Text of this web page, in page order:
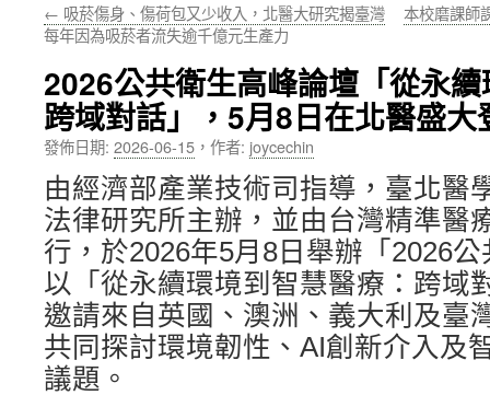
要
容
← 吸菸傷身、傷荷包又少收入，北醫大研究揭臺灣
每年因為吸菸者流失逾千億元生產力
本校磨課師
2026公共衛生高峰論壇「從永
跨域對話」，5月8日在北醫盛大
發佈日期: 2026-06-15 ， 作者: joycechin
由經濟部產業技術司指導，臺北醫
法律研究所主辦，並由台灣精準醫
行，於2026年5月8日舉辦「2026
以「從永續環境到智慧醫療：跨域
邀請來自英國、澳洲、義大利及臺
共同探討環境韌性、AI創新介入及
議題。